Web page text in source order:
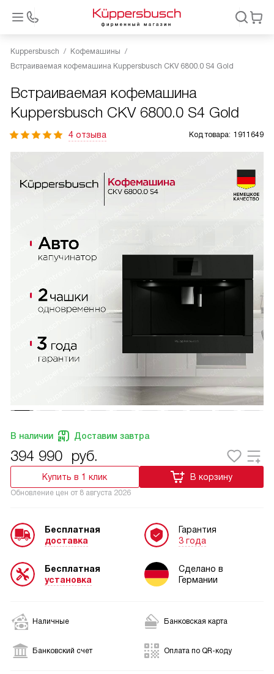
Kuppersbusch
Кофемашины
Встраиваемая кофемашина Kuppersbusch CKV 6800.0 S4 Gold
Встраиваемая кофемашина
Kuppersbusch CKV 6800.0 S4 Gold
4 отзыва Код товара: 1911649
В наличии Доставим завтра
394 990 руб.
Купить в 1 клик В корзину
Обновление цен от 8 августа 2026
Бесплатная
доставка
Бесплатная
установка
Гарантия
3 года
Сделано в
Германии
Наличные Банковская карта
Банковский счет Оплата по QR-коду